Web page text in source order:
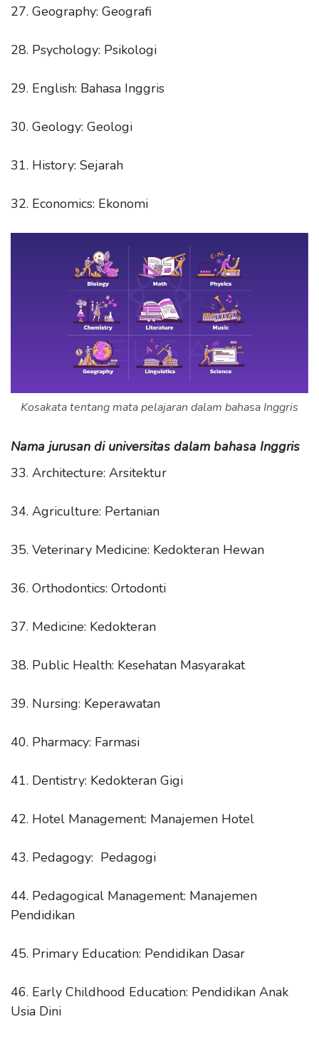
27. Geography: Geografi
28. Psychology: Psikologi
29. English: Bahasa Inggris
30. Geology: Geologi
31. History: Sejarah
32. Economics: Ekonomi
Kosakata tentang mata pelajaran dalam bahasa Inggris
Nama jurusan di universitas dalam bahasa Inggris
33. Architecture: Arsitektur
34. Agriculture: Pertanian
35. Veterinary Medicine: Kedokteran Hewan
36. Orthodontics: Ortodonti
37. Medicine: Kedokteran
38. Public Health: Kesehatan Masyarakat
39. Nursing: Keperawatan
40. Pharmacy: Farmasi
41. Dentistry: Kedokteran Gigi
42. Hotel Management: Manajemen Hotel
43. Pedagogy: Pedagogi
44. Pedagogical Management: Manajemen
Pendidikan
45. Primary Education: Pendidikan Dasar
46. Early Childhood Education: Pendidikan Anak
Usia Dini